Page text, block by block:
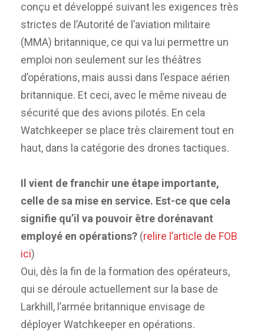
conçu et développé suivant les exigences très
strictes de l’Autorité de l’aviation militaire
(MMA) britannique, ce qui va lui permettre un
emploi non seulement sur les théâtres
d’opérations, mais aussi dans l’espace aérien
britannique. Et ceci, avec le même niveau de
sécurité que des avions pilotés. En cela
Watchkeeper se place très clairement tout en
haut, dans la catégorie des drones tactiques.
Il vient de franchir une étape importante,
celle de sa mise en service. Est-ce que cela
signifie qu’il va pouvoir être dorénavant
employé en opérations? (relire l’article de FOB
ici)
Oui, dès la fin de la formation des opérateurs,
qui se déroule actuellement sur la base de
Larkhill, l’armée britannique envisage de
déployer Watchkeeper en opérations.